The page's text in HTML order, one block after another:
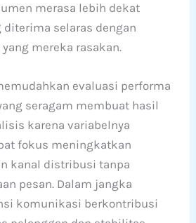
merasa lebih dekat
diterima selaras dengan
mereka rasakan.
evaluasi performa
seragam membuat hasil
karena variabelnya
fokus meningkatkan
kanal distribusi tanpa
pesan. Dalam jangka
komunikasi berkontribusi